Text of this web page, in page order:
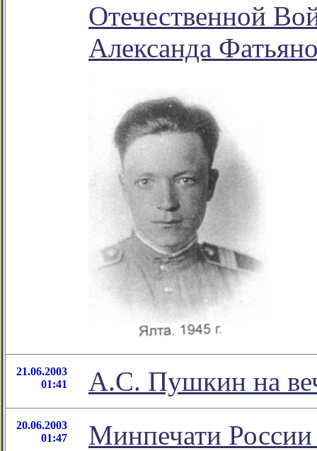
Отечественной
Александа
21.06.2003
01:41
А.С. Пушкин на
20.06.2003
01:47
Минпечати России